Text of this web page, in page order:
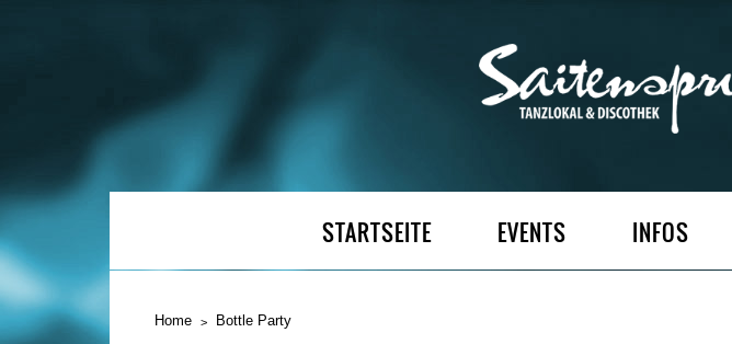
STARTSEITE EVENTS INFOS
Home Bottle Party